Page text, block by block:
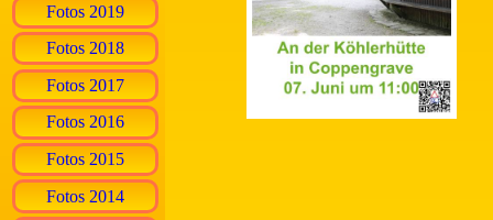
Fotos 2019
Fotos 2018
Fotos 2017
Fotos 2016
Fotos 2015
Fotos 2014